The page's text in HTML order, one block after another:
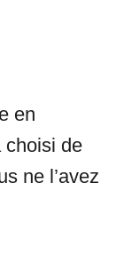
en
choisi de
ne l’avez